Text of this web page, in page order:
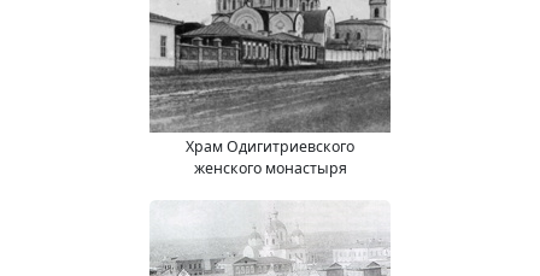
Храм Одигитриевского
женского монастыря